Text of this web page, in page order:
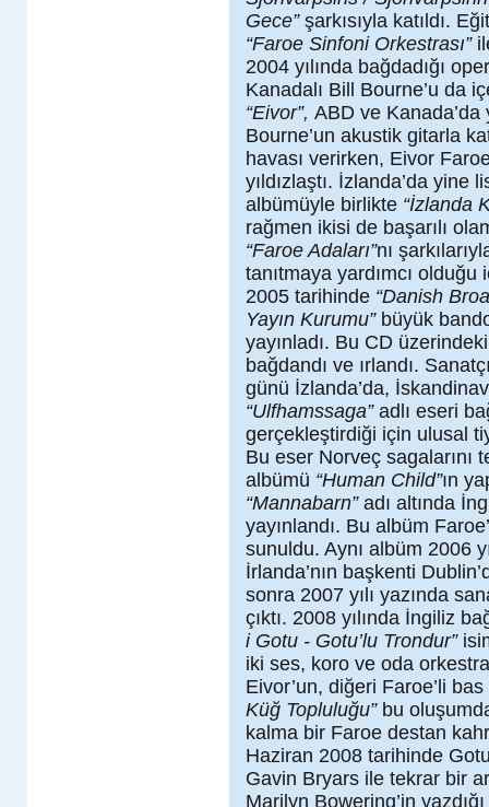
Gece”şarkısıyla katıldı.
“Faroe Sinfoni Orkestrası”
2004 yılında bağdadığı
Kanadalı Bill Bourne’u da
“Eivor”, ABD ve Kanada’da
Bourne’un akustik gitarla
havası verirken, Eivor
yıldızlaştı. İzlanda’da yine
albümüyle birlikte “İzlanda
rağmen ikisi de başarılı
“Faroe Adaları”nı
tanıtmaya yardımcı olduğu
2005 tarihinde “Danish
Yayın Kurumu”büyük
yayınladı. Bu CD
bağdandı ve ırlandı.
günü İzlanda’da,
“Ulfhamssaga”adlı eseri
gerçekleştirdiği için ulusal
Bu eser Norveç sagalarını
albümü “Human Child”ın
“Mannabarn”adı altında
yayınlandı. Bu albüm
sunuldu. Aynı albüm 2006
İrlanda’nın başkenti
sonra 2007 yılı yazında
çıktı. 2008 yılında İngiliz
i Gotu - Gotu’lu Trondur”
iki ses, koro ve oda
Eivor’un, diğeri Faroe’li
Küğ Topluluğu” bu
kalma bir Faroe destan
Haziran 2008 tarihinde
Gavin Bryars ile tekrar bir
Marilyn Bowering’in yazdığı